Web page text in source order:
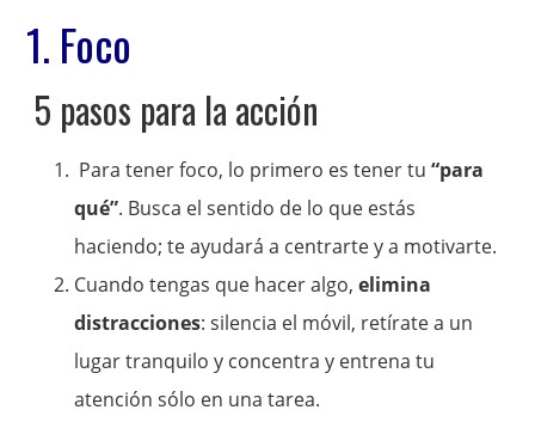
1. Foco
5 pasos para la acción
Para tener foco, lo primero es tener tu“para
qué”. Busca el sentido de lo que estás
haciendo; te ayudará a centrarte y a motivarte.
Cuando tengas que hacer algo,elimina
distracciones: silencia el móvil, retírate a un
lugar tranquilo y concentra y entrena tu
atención sólo en una tarea.